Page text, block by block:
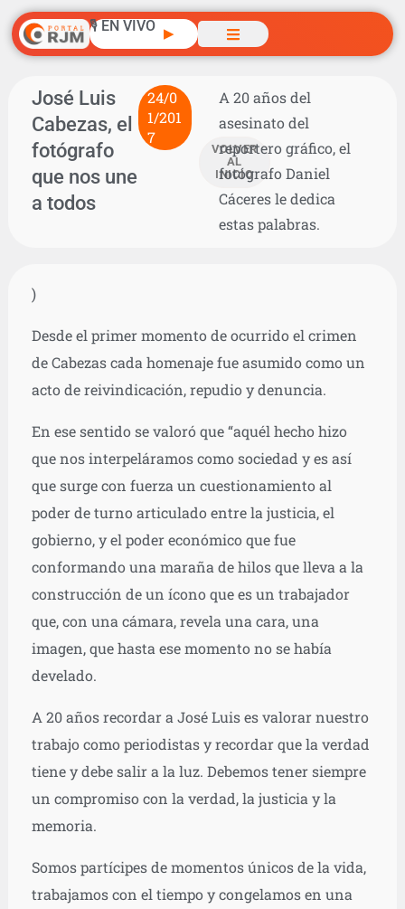
🎙️ EN VIVO ▶
José Luis
Cabezas, el
fotógrafo
que nos une
a todos
24/0
1/201
7
VOLVER
AL
INICIO
A 20 años del
asesinato del
reportero gráfico, el
fotógrafo Daniel
Cáceres le dedica
estas palabras.
)
Desde el primer momento de ocurrido el crimen
de Cabezas cada homenaje fue asumido como un
acto de reivindicación, repudio y denuncia.
En ese sentido se valoró que “aquél hecho hizo
que nos interpeláramos como sociedad y es así
que surge con fuerza un cuestionamiento al
poder de turno articulado entre la justicia, el
gobierno, y el poder económico que fue
conformando una maraña de hilos que lleva a la
construcción de un ícono que es un trabajador
que, con una cámara, revela una cara, una
imagen, que hasta ese momento no se había
develado.
A 20 años recordar a José Luis es valorar nuestro
trabajo como periodistas y recordar que la verdad
tiene y debe salir a la luz. Debemos tener siempre
un compromiso con la verdad, la justicia y la
memoria.
Somos partícipes de momentos únicos de la vida,
trabajamos con el tiempo y congelamos en una